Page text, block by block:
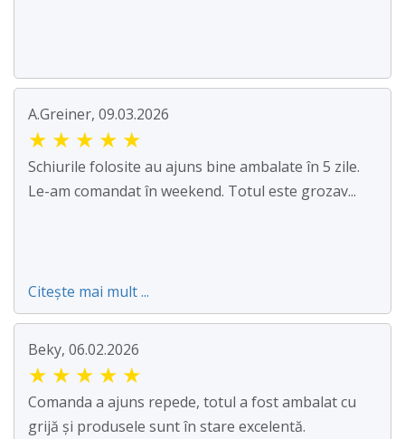
A.Greiner, 09.03.2026
★ ★ ★ ★ ★
Schiurile folosite au ajuns bine ambalate în 5 zile.
Le-am comandat în weekend. Totul este grozav...
Citește mai mult ...
Beky, 06.02.2026
★ ★ ★ ★ ★
Comanda a ajuns repede, totul a fost ambalat cu
grijă și produsele sunt în stare excelentă.